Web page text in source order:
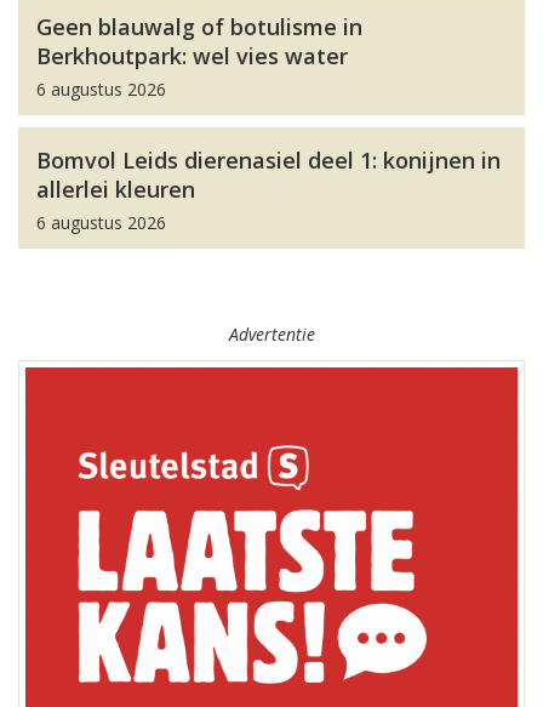
Geen blauwalg of botulisme in
Berkhoutpark: wel vies water
6 augustus 2026
Bomvol Leids dierenasiel deel 1: konijnen in
allerlei kleuren
6 augustus 2026
Advertentie